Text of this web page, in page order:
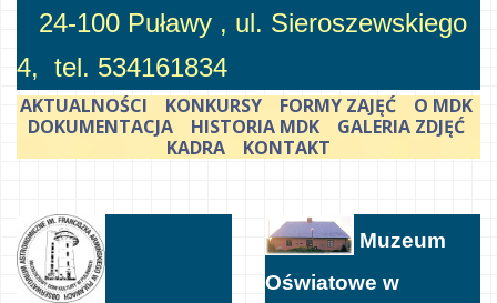
24-100 Puławy , ul. Sieroszewskiego
4, tel. 534161834
AKTUALNOŚCI KONKURSY FORMY ZAJĘĆ
O MDK
DOKUMENTACJA
HISTORIA MDK
GALERIA ZDJĘĆ
KADRA
KONTAKT
Muzeum
Oświatowe w